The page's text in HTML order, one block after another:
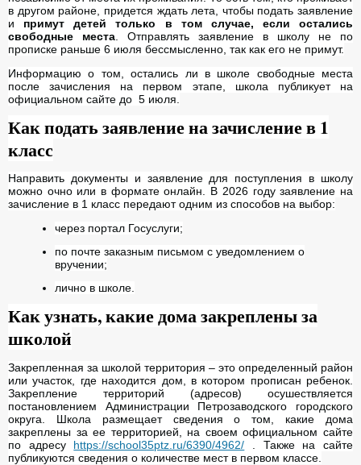
в другом районе, придется ждать лета, чтобы подать заявление
и примут детей только в том случае, если остались
свободные места . Отправлять заявление в школу не по
прописке раньше 6 июля бессмысленно, так как его не примут.
Информацию о том, остались ли в школе свободные места
после зачисления на первом этапе, школа публикует на
официальном сайте до 5 июля.
Как подать заявление на зачисление в 1
класс
Направить документы и заявление для поступления в школу
можно очно или в формате онлайн. В 2026 году заявление на
зачисление в 1 класс передают одним из способов на выбор:
через портал Госуслуги;
по почте заказным письмом с уведомлением о
вручении;
лично в школе.
Как узнать, какие дома закреплены за
школой
Закрепленная за школой территория – это определенный район
или участок, где находится дом, в котором прописан ребенок.
Закрепление территорий (адресов) осушествляется
постановлением Администрации Петрозаводского городского
округа. Школа размещает сведения о том, какие дома
закреплены за ее территорией, на своем официальном сайте
по адресу https://school35ptz.ru/6390/4962/ . Также на сайте
публикуются сведения о количестве мест в первом классе.